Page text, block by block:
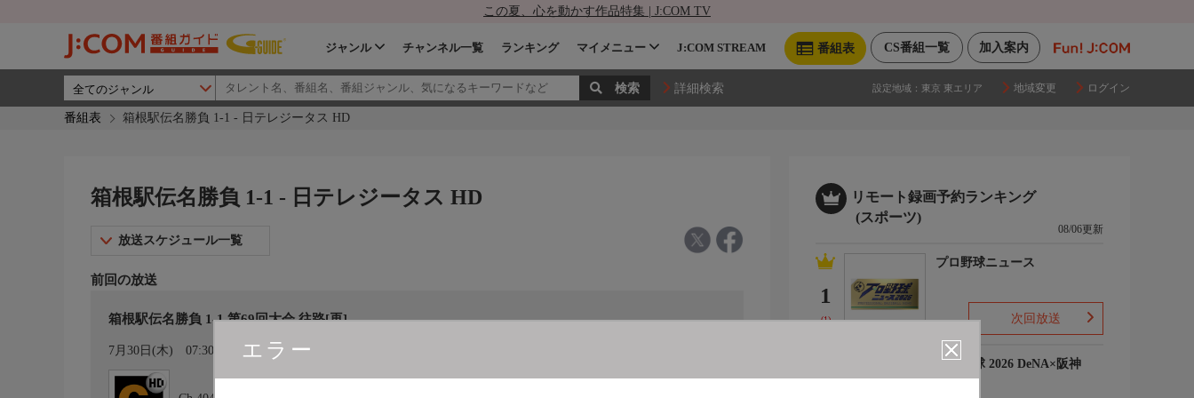
この夏、心を動かす作品特集 | J:COM TV
加入案内
CS番組一覧
番組表
ジャンル チャンネル一覧 ランキング マイメニュー J:COM STREAM
詳細検索 設定地域： 東京 東エリア 地域変更 ログイン
番組表 箱根駅伝名勝負 1-1 - 日テレジータス HD
エラー
箱根駅伝名勝負 1-1 - 日テレジータス HD
放送スケジュール一覧
前回の放送
箱根駅伝名勝負 1-1 第69回大会 往路[再]
7月30日(木) 07:30〜12:00 カレンダー登録
リモート録画予約ランキング
(スポーツ)
08/06更新
1
(1)
プロ野球ニュース
次回放送
プロ野球 2026 DeNA×阪神